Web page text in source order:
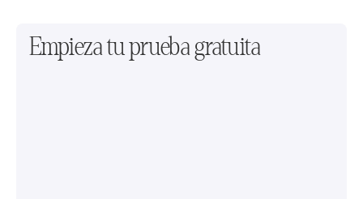
Empieza tu prueba gratuita